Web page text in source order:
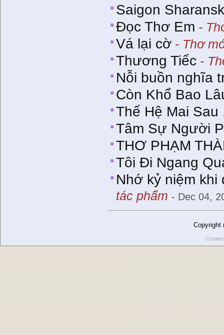
Saigon
Ðọc Thơ Em -
Vá lại cờ - Thơ
Thương Tiếc -
Nỗi buồn nghĩa
Còn Khổ Bao
Thế Hệ Mai Sau
Tâm Sự Người
THƠ PHẠM
Tôi Ði Ngang
Nhớ kỷ niệm khi
tác phẩm - Dec 04,
Copyright